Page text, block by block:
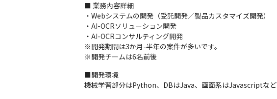
■ 業務内容詳細
・Webシステムの開発（受託開発／製品カスタマイズ開発）
・AI-OCRソリューション開発
・AI-OCRコンサルティング開発
※開発期間は3か月-半年の案件が多いです。
※開発チームは6名前後
■開発環境
機械学習部分はPython、DBはJava、画面系はJavascriptなど